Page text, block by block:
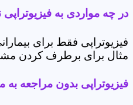
در چه مواردی به فیزیوتراپی
فیزیوتراپی فقط برای
مثال برای برطرف کردن
فیزیوتراپی بدون مراجعه به